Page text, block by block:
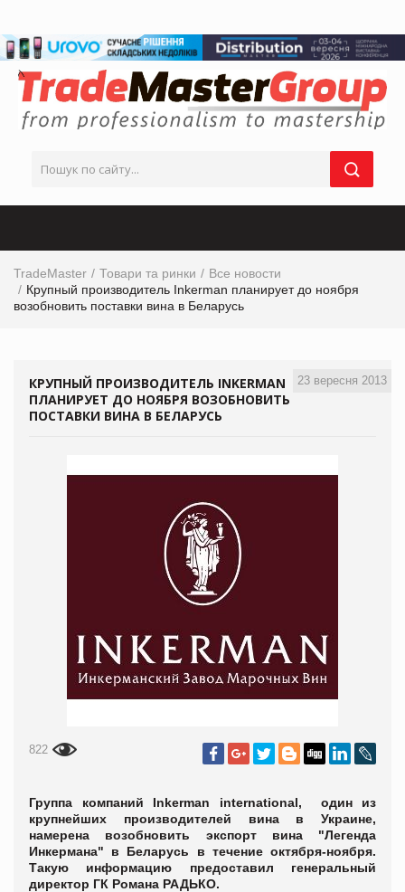
TradeMaster Товари та ринки
Все новости
Крупный производитель Inkerman планирует до ноября
возобновить поставки вина в Беларусь
23 вересня 2013
КРУПНЫЙ ПРОИЗВОДИТЕЛЬ INKERMAN
ПЛАНИРУЕТ ДО НОЯБРЯ ВОЗОБНОВИТЬ
ПОСТАВКИ ВИНА В БЕЛАРУСЬ
822
Группа компаний Inkerman international, один из
крупнейших производителей вина в Украине,
намерена возобновить экспорт вина "Легенда
Инкермана" в Беларусь в течение октября-ноября.
Такую информацию предоставил генеральный
директор ГК Романа РАДЬКО.